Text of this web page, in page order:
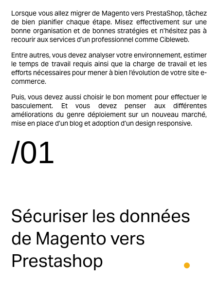
Lorsque vous allez migrer de Magento vers PrestaShop, tâchez
de bien planifier chaque étape. Misez effectivement sur une
bonne organisation et de bonnes stratégies et n’hésitez pas à
recourir aux services d’un professionnel comme Cibleweb.
Entre autres, vous devez analyser votre environnement, estimer
le temps de travail requis ainsi que la charge de travail et les
efforts nécessaires pour mener à bien l’évolution de votre site e-
commerce.
Puis, vous devez aussi choisir le bon moment pour effectuer le
basculement. Et vous devez penser aux différentes
améliorations du genre déploiement sur un nouveau marché,
mise en place d’un blog et adoption d’un design responsive.
/01
Sécuriser les données
de Magento vers
Prestashop